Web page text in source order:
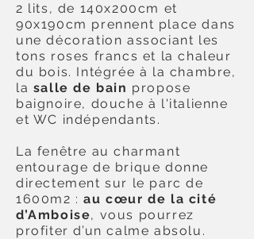
2 lits, de 140x200cm et
90x190cm prennent place dans
une décoration associant les
tons roses francs et la chaleur
du bois. Intégrée à la chambre,
la salle de bain propose
baignoire, douche à l'italienne
et WC indépendants.
La fenêtre au charmant
entourage de brique donne
directement sur le parc de
1600m2 :au cœur de la cité
d’Amboise, vous pourrez
profiter d’un calme absolu.